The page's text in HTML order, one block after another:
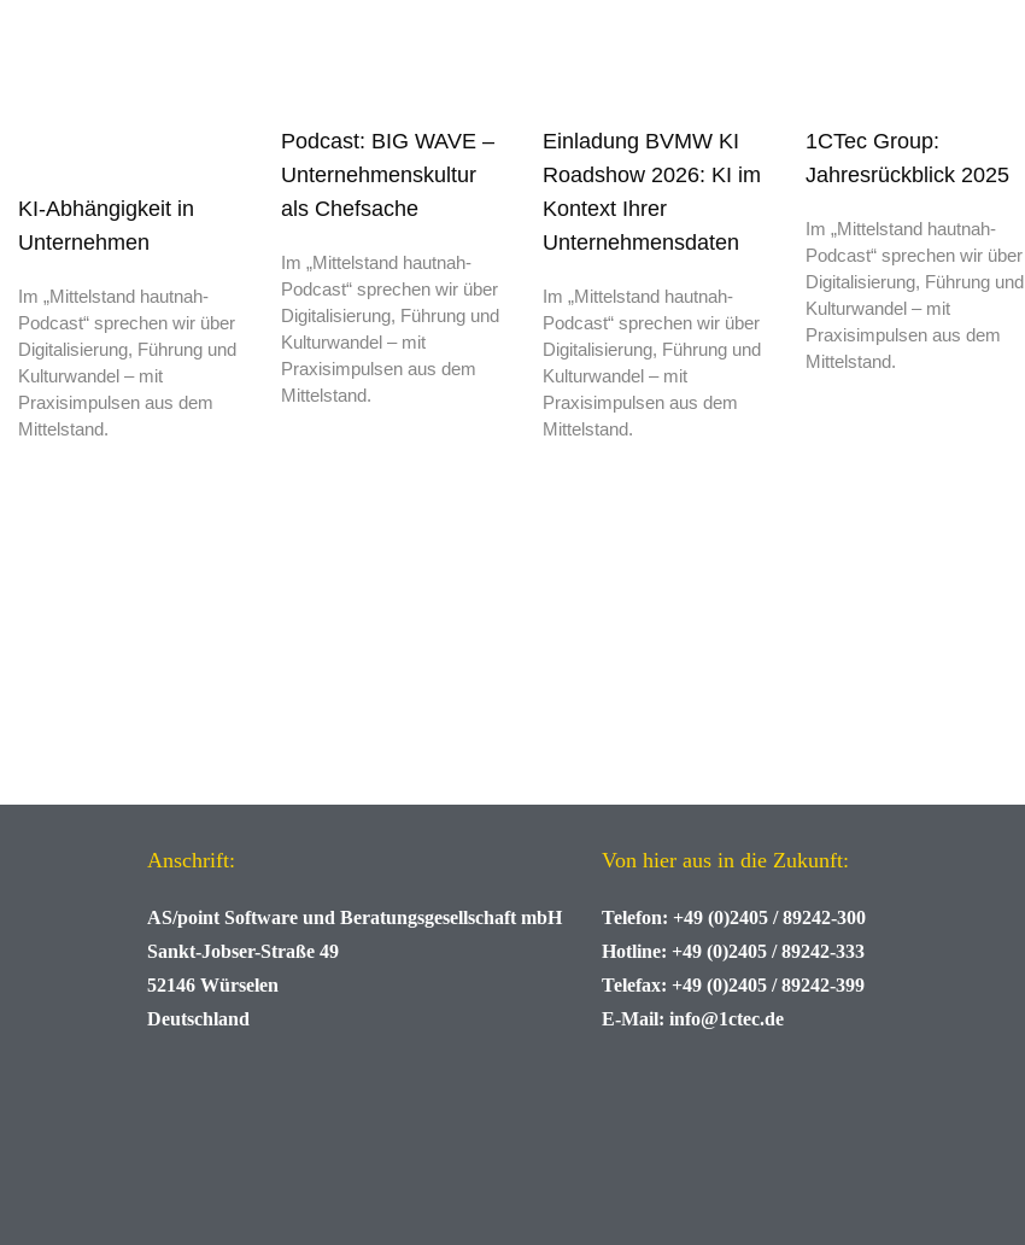
KI-Abhängigkeit in
Unternehmen
Im „Mittelstand hautnah-
Podcast“ sprechen wir über
Digitalisierung, Führung und
Kulturwandel – mit
Praxisimpulsen aus dem
Mittelstand.
Podcast: BIG WAVE –
Unternehmenskultur
als Chefsache
Im „Mittelstand hautnah-
Podcast“ sprechen wir über
Digitalisierung, Führung und
Kulturwandel – mit
Praxisimpulsen aus dem
Mittelstand.
Einladung BVMW KI
Roadshow 2026: KI im
Kontext Ihrer
Unternehmensdaten
Im „Mittelstand hautnah-
Podcast“ sprechen wir über
Digitalisierung, Führung und
Kulturwandel – mit
Praxisimpulsen aus dem
Mittelstand.
1CTec Group:
Jahresrückblick 2025
Im „Mittelstand hautnah-
Podcast“ sprechen wir über
Digitalisierung, Führung und
Kulturwandel – mit
Praxisimpulsen aus dem
Mittelstand.
Anschrift:
AS/point Software und Beratungsgesellschaft mbH
Sankt-Jobser-Straße 49
52146 Würselen
Deutschland
Von hier aus in die Zukunft:
Telefon: +49 (0)2405 / 89242-300
Hotline: +49 (0)2405 / 89242-333
Telefax: +49 (0)2405 / 89242-399
E-Mail: info@1ctec.de